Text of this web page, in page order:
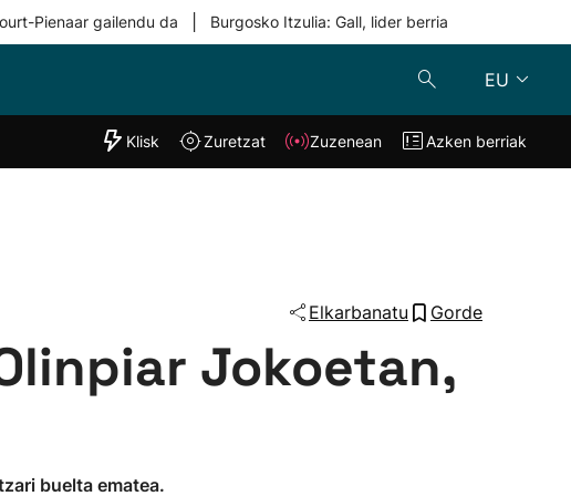
Pienaar gailendu da Burgosko Itzulia: Gall, lider berria
EU
"Helmuga"
Klisk Zuzenean
Klisk Zuretzat Zuzenean Azken berriak
Elkarbanatu Gorde
Jokoetan,
buelta ematea.